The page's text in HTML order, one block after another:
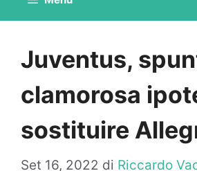
Juventus,
clamorosa
sostituire
Set 16, 2022 di Riccardo